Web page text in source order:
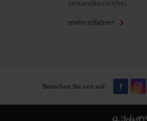
versandkostenfrei.
mehr erfahren
Besuchen Sie uns auf: